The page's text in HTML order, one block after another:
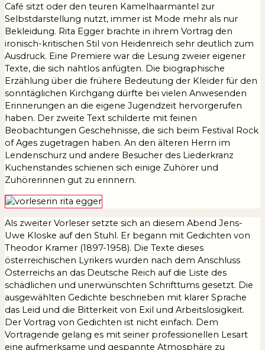
Café sitzt oder den teuren Kamelhaarmantel zur
Selbstdarstellung nutzt, immer ist Mode mehr als nur
Bekleidung. Rita Egger brachte in ihrem Vortrag den
ironisch-kritischen Stil von Heidenreich sehr deutlich zum
Ausdruck. Eine Premiere war die Lesung zweier eigener
Texte, die sich nahtlos anfügten. Die biographische
Erzählung über die frühere Bedeutung der Kleider für den
sonntäglichen Kirchgang dürfte bei vielen Anwesenden
Erinnerungen an die eigene Jugendzeit hervorgerufen
haben. Der zweite Text schilderte mit feinen
Beobachtungen Geschehnisse, die sich beim Festival Rock
of Ages zugetragen haben. An den älteren Herrn im
Lendenschurz und andere Besucher des Liederkranz
Kuchenstandes schienen sich einige Zuhörer und
Zuhörerinnen gut zu erinnern.
Als zweiter Vorleser setzte sich an diesem Abend Jens-
Uwe Kloske auf den Stuhl. Er begann mit Gedichten von
Theodor Kramer (1897-1958). Die Texte dieses
österreichischen Lyrikers wurden nach dem Anschluss
Österreichs an das Deutsche Reich auf die Liste des
schädlichen und unerwünschten Schrifttums gesetzt. Die
ausgewählten Gedichte beschrieben mit klarer Sprache
das Leid und die Bitterkeit von Exil und Arbeitslosigkeit.
Der Vortrag von Gedichten ist nicht einfach. Dem
Vortragende gelang es mit seiner professionellen Lesart
eine aufmerksame und gespannte Atmosphäre zu